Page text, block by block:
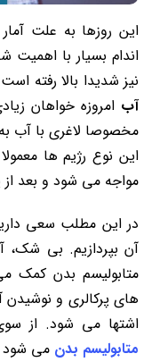
این روزها به علت
اندام بسیار با
نیز شدیدا بالا رفته
آب امروزه خواهان
مخصوصا لاغری با آب
این نوع رژیم‌ ها
مواجه می شود و بعد از
در این مطلب سعی
آن بپردازیم. بی
متابولیسم بدن کمک
‌های پرکالری و
اشتها می ‌شود. از
متابولیسم بدن می ‌شود